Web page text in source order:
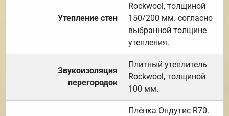
Утепление стен
Rockwool, толщиной
150/200 мм. согласно
выбранной толщине
утепления.
Звукоизоляция
перегородок
Плитный утеплитель
Rockwool, толщиной
100 мм.
Плёнка Ондутис R70.